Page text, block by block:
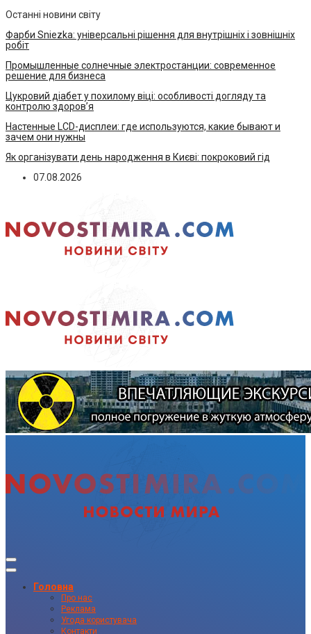
Останні новини світу
Фарби Sniezka: універсальні рішення для внутрішніх і зовнішніх
робіт
Промышленные солнечные электростанции: современное
решение для бизнеса
Цукровий діабет у похилому віці: особливості догляду та
контролю здоров’я
Настенные LCD-дисплеи: где используются, какие бывают и
зачем они нужны
Як організувати день народження в Києві: покроковий гід
07.08.2026
Головна
Про нас
Реклама
Угода користувача
Контакти